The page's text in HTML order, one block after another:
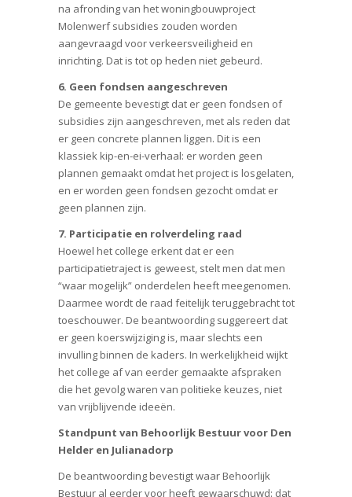
na afronding van het woningbouwproject
Molenwerf subsidies zouden worden
aangevraagd voor verkeersveiligheid en
inrichting. Dat is tot op heden niet gebeurd.
6. Geen fondsen aangeschreven
De gemeente bevestigt dat er geen fondsen of
subsidies zijn aangeschreven, met als reden dat
er geen concrete plannen liggen. Dit is een
klassiek kip-en-ei-verhaal: er worden geen
plannen gemaakt omdat het project is losgelaten,
en er worden geen fondsen gezocht omdat er
geen plannen zijn.
7. Participatie en rolverdeling raad
Hoewel het college erkent dat er een
participatietraject is geweest, stelt men dat men
“waar mogelijk” onderdelen heeft meegenomen.
Daarmee wordt de raad feitelijk teruggebracht tot
toeschouwer. De beantwoording suggereert dat
er geen koerswijziging is, maar slechts een
invulling binnen de kaders. In werkelijkheid wijkt
het college af van eerder gemaakte afspraken
die het gevolg waren van politieke keuzes, niet
van vrijblijvende ideeën.
Standpunt van Behoorlijk Bestuur voor Den
Helder en Julianadorp
De beantwoording bevestigt waar Behoorlijk
Bestuur al eerder voor heeft gewaarschuwd: dat